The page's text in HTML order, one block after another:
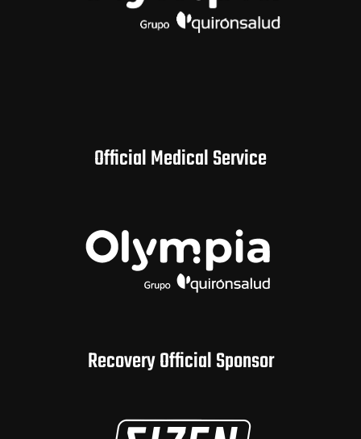
Official Medical Service
Recovery Official Sponsor